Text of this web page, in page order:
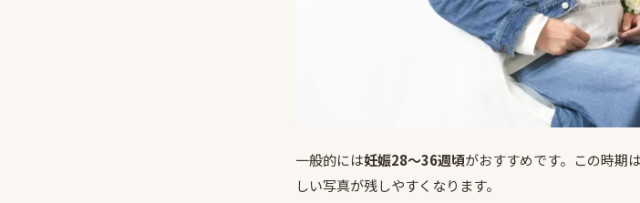
一般的には妊娠28〜36週頃がおすすめです。この時期
しい写真が残しやすくなります。